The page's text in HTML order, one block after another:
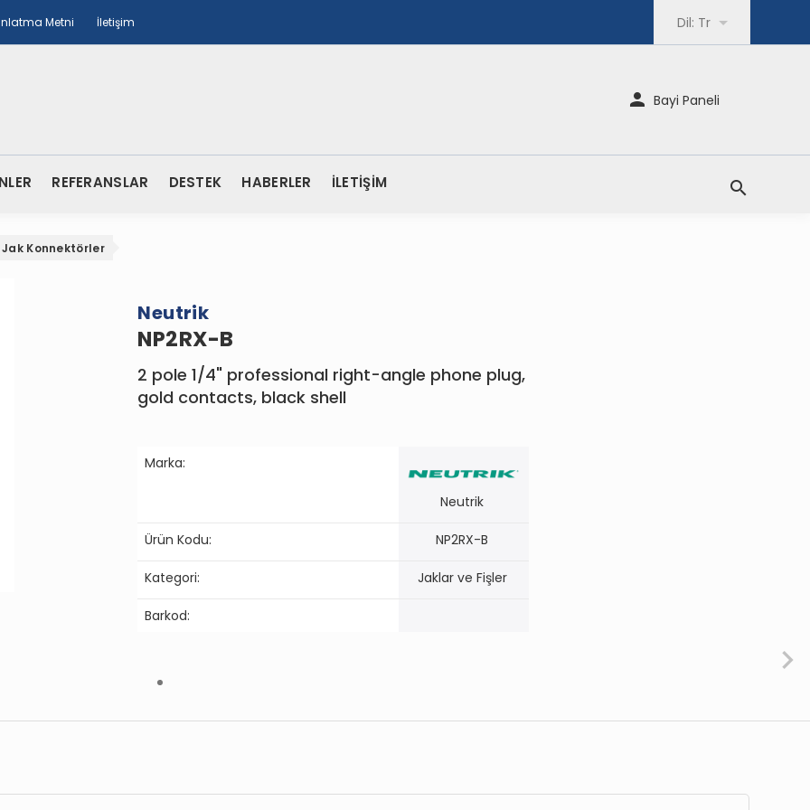
Metni İletişim Dil: Tr
Bayi Paneli
REFERANSLAR DESTEK HABERLER İLETİŞİM
Jak Konnektörler
Neutrik
NP2RX-B
2 pole 1/4" professional right-angle phone plug,
gold contacts, black shell
Marka:
Neutrik
Ürün Kodu: NP2RX-B
Kategori: Jaklar ve Fişler
Barkod: